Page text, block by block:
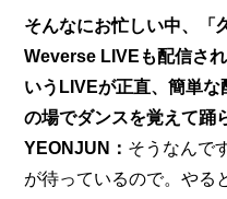
そんなにお忙しい中、「
Weverse LIVEも配信さ
いうLIVEが正直、簡単
の場でダンスを覚えて踊
YEONJUN： そうなんで
が待っているので。やる